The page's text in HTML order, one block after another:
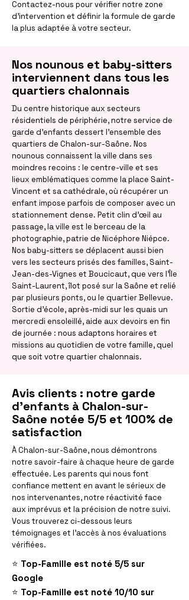
Contactez-nous pour vérifier notre zone
d'intervention et définir la formule de garde
la plus adaptée à votre secteur.
Nos nounous et baby-sitters
interviennent dans tous les
quartiers chalonnais
Du centre historique aux secteurs
résidentiels de périphérie, notre service de
garde d'enfants dessert l'ensemble des
quartiers de Chalon-sur-Saône. Nos
nounous connaissent la ville dans ses
moindres recoins : le centre-ville et ses
lieux emblématiques comme la place Saint-
Vincent et sa cathédrale, où récupérer un
enfant impose parfois de composer avec un
stationnement dense. Petit clin d'œil au
passage, la ville est le berceau de la
photographie, patrie de Nicéphore Niépce.
Nos baby-sitters se déplacent aussi bien
vers les secteurs prisés des familles, Saint-
Jean-des-Vignes et Boucicaut, que vers l'Île
Saint-Laurent, îlot posé sur la Saône et relié
par plusieurs ponts, ou le quartier Bellevue.
Sortie d'école, après-midi sur les quais un
mercredi ensoleillé, aide aux devoirs en fin
de journée : nous adaptons horaires et
missions au quotidien de votre famille, quel
que soit votre quartier chalonnais.
Avis clients : notre garde
d'enfants à Chalon-sur-
Saône notée 5/5 et 100% de
satisfaction
À Chalon-sur-Saône, nous démontrons
notre savoir-faire à chaque heure de garde
effectuée. Les parents qui nous font
confiance mettent en avant le sérieux de
nos intervenantes, notre réactivité face
aux imprévus et la précision de notre suivi.
Vous trouverez ci-dessous leurs
témoignages et l'accès à nos évaluations
vérifiées.
⭐️ Top-Famille est noté 5/5 sur
Google
⭐️ Top-Famille est noté 10/10 sur